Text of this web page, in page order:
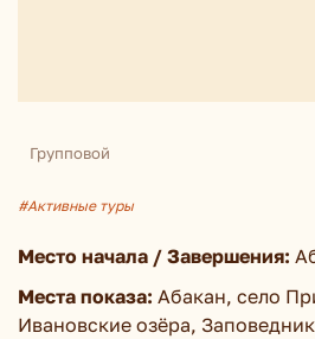
Групповой
#Активные туры
Место начала / Завершения:
Места показа: Абакан, село
Ивановские озёра,